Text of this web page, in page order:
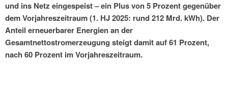
und ins Netz eingespeist – ein Plus von 5 Prozent gegenüber
dem Vorjahreszeitraum (1. HJ 2025: rund 212 Mrd. kWh). Der
Anteil erneuerbarer Energien an der
Gesamtnettostromerzeugung steigt damit auf 61 Prozent,
nach 60 Prozent im Vorjahreszeitraum.